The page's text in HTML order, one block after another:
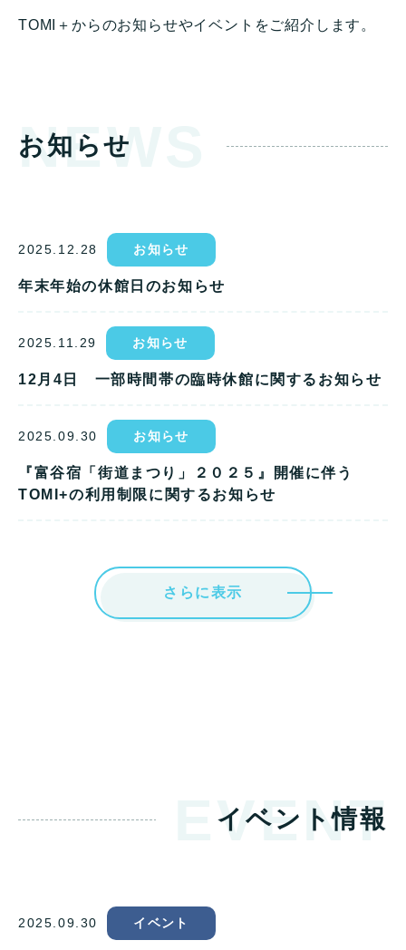
TOMI＋からのお知らせやイベントをご紹介します。
NEWS
お知らせ
2025.12.28 お知らせ
年末年始の休館日のお知らせ
2025.11.29 お知らせ
12月4日 一部時間帯の臨時休館に関するお知らせ
2025.09.30 お知らせ
『富谷宿「街道まつり」２０２５』開催に伴う
TOMI+の利用制限に関するお知らせ
さらに表示
EVENT
イベント情報
2025.09.30 イベント